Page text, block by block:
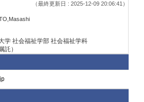
（最終更新日 : 2025-12-09 20:06:41）
学 社会福祉学部 社会福祉学科
託）